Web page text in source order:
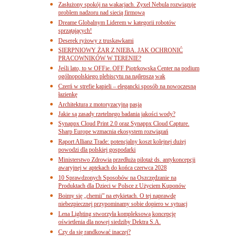
Zasłużony spokój na wakacjach. Zyxel Nebula rozwiązuje
problem nadzoru nad siecią firmową
Dreame Globalnym Liderem w kategorii robotów
sprzątających!
Deserek ryżowy z truskawkami
SIERPNIOWY ŻAR Z NIEBA. JAK OCHRONIĆ
PRACOWNIKÓW W TERENIE?
Jeśli lato, to w OFFie. OFF Piotrkowska Center na podium
ogólnopolskiego plebiscytu na najlepszą wak
Czerń w strefie kąpieli – elegancki sposób na nowoczesną
łazienkę
Architektura z motoryzacyjną pasją
Jakie są zasady rzetelnego badania jakości wody?
Synappx Cloud Print 2.0 oraz Synappx Cloud Capture.
Sharp Europe wzmacnia ekosystem rozwiązań
Raport Allianz Trade: potencjalny koszt kolejnej dużej
powodzi dla polskiej gospodarki
Ministerstwo Zdrowia przedłuża pilotaż ds. antykoncepcji
awaryjnej w aptekach do końca czerwca 2028
10 Sprawdzonych Sposobów na Oszczędzanie na
Produktach dla Dzieci w Polsce z Użyciem Kuponów
Boimy się „chemii” na etykietach. O tej naprawdę
niebezpiecznej przypominamy sobie dopiero w sytuacj
Lena Lighting stworzyła kompleksową koncepcję
oświetlenia dla nowej siedziby Dektra S.A.
Czy da się randkować inaczej?